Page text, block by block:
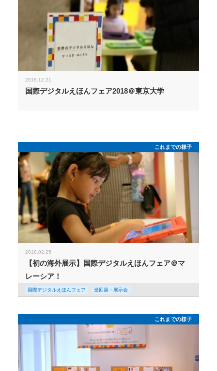
2018.12.21
国際デジタルえほんフェア2018＠東京大学
これまでの様子
2018.02.25
【初の海外展示】国際デジタルえほんフェア＠マ
レーシア！
国際デジタルえほんフェア 巡回展・展示会
これまでの様子